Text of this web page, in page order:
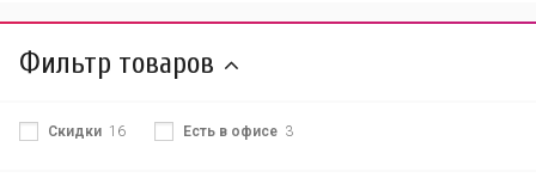
Фильтр товаров
Скидки 16 Есть в офисе 3